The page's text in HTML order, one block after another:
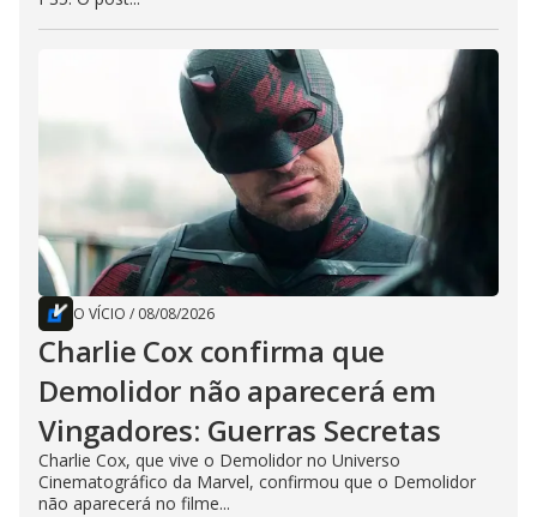
O VÍCIO / 08/08/2026
Charlie Cox confirma que
Demolidor não aparecerá em
Vingadores: Guerras Secretas
Charlie Cox, que vive o Demolidor no Universo
Cinematográfico da Marvel, confirmou que o Demolidor
não aparecerá no filme...